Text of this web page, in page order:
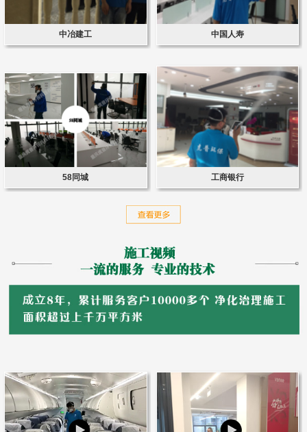
中冶建工 中国人寿
58同城 工商银行